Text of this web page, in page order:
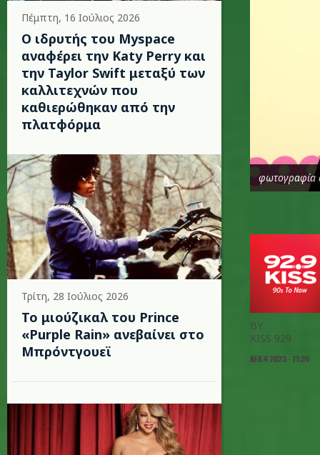
Πέμπτη, 16 Ιούλιος 2026
Ο ιδρυτής του Myspace
αναφέρει την Katy Perry και
την Taylor Swift μεταξύ των
καλλιτεχνών που
καθιερώθηκαν από την
πλατφόρμα
Τρίτη, 28 Ιούλιος 2026
Το μιούζικαλ του Prince
«Purple Rain» ανεβαίνει στο
Μπρόντγουεϊ
φωτογραφία
BY
KISS 929
ΔΕΚ 4 2023 - 11:39